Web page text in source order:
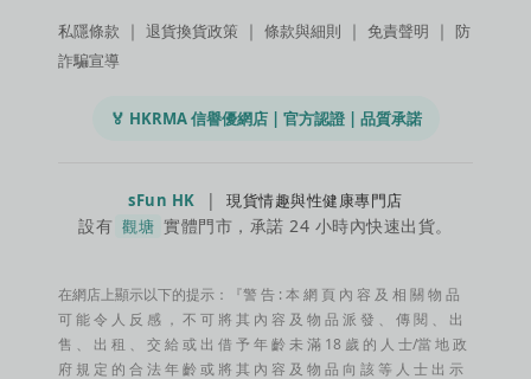
私隱條款 ｜ 退貨換貨政策 ｜ 條款與細則 ｜ 免責聲明 ｜ 防
詐騙宣導
🏅 HKRMA 信譽優網店 | 官方認證 | 品質承諾
sFun HK |現貨情趣與性健康專門店
設有 觀塘 實體門市，承諾 24 小時內快速出貨。
在網店上顯示以下的提示：『警 告 : 本 網 頁 內 容 及 相 關 物 品
可 能 令 人 反 感 ， 不 可 將 其 內 容 及 物 品 派 發 、 傳 閱 、 出
售 、 出 租 、 交 給 或 出 借 予 年 齡 未 滿 18 歲 的 人 士/當 地 政
府 規 定 的 合 法 年 齡 或 將 其 內 容 及 物 品 向 該 等 人 士 出 示